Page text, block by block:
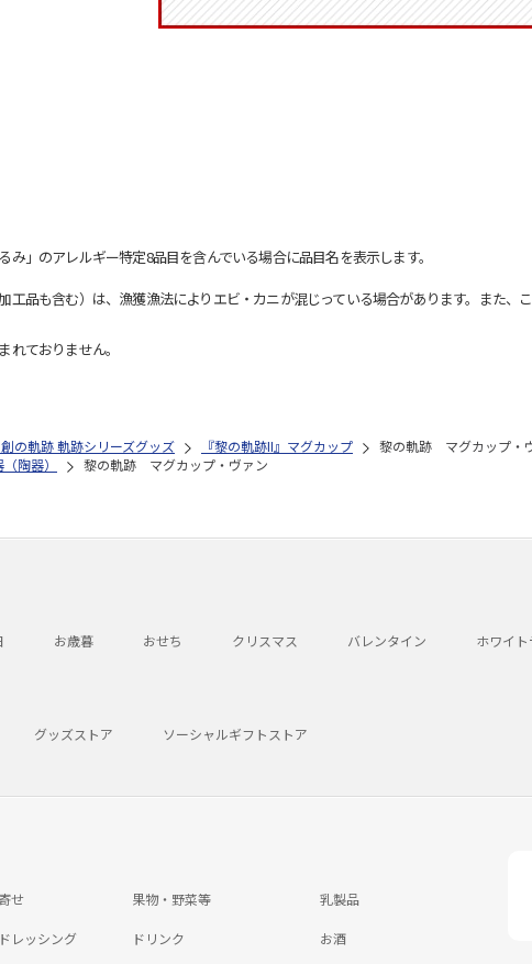
」のアレルギー特定8品目を含んでいる場合に品目名を表示します。
品も含む）は、漁獲漁法によりエビ・カニが混じっている場合があります。また、
ておりません。
の軌跡 軌跡シリーズグッズ 『黎の軌跡II』マグカップ
黎の軌跡 マグカップ・
陶器） 黎の軌跡 マグカップ・ヴァン
お歳暮 おせち クリスマス バレンタイン ホワイ
グッズストア ソーシャルギフトストア
せ 果物・野菜等 乳製品
レッシング ドリンク お酒